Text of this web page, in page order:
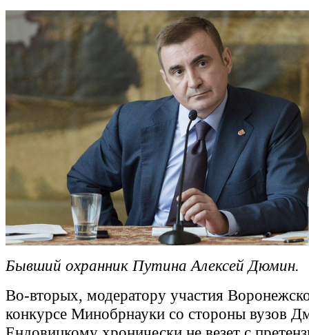
Бывший охранник Путина Алексей Дюмин.
Во-вторых, модератору участия
конкурсе Минобрнауки со стороны вузов